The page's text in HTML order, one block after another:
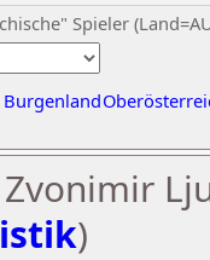
Spieler
Burgenland
)